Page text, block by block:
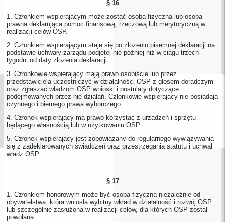
§ 16
1. Członkiem wspierającym może zostać osoba fizyczna lub osoba
prawna deklarująca pomoc finansową, rzeczową lub merytoryczną w
realizacji celów OSP.
2. Członkiem wspierającym staje się po złożeniu pisemnej deklaracji na
podstawie uchwały zarządu podjętej nie później niż w ciągu trzech
tygodni od daty złożenia deklaracji.
3. Członkowie wspierający mają prawo osobiście lub przez
przedstawiciela uczestniczyć w działalności OSP z głosem doradczym
oraz zgłaszać władzom OSP wnioski i postulaty dotyczące
podejmowanych przez nie działań. Członkowie wspierający nie posiadają
czynnego i biernego prawa wyborczego.
4. Członek wspierający ma prawo korzystać z urządzeń i sprzętu
będącego własnością lub w użytkowaniu OSP.
5. Członek wspierający jest zobowiązany do regularnego wywiązywania
się z zadeklarowanych świadczeń oraz przestrzegania statutu i uchwał
władz OSP.
§ 17
1. Członkiem honorowym może być osoba fizyczna niezależnie od
obywatelstwa, która wniosła wybitny wkład w działalność i rozwój OSP
lub szczególnie zasłużona w realizacji celów, dla których OSP został
powołana.